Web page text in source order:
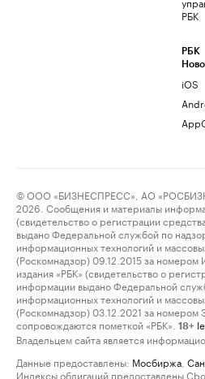
РБК
РБК
iOS
© ООО «БИЗНЕСПРЕСС», АО
2026. Сообщения и материалы
(свидетельство о регистрации
выдано Федеральной службой по
информационных технологий и
(Роскомнадзор) 09.12.2015 за
издания «РБК» (свидетельство о
информации выдано Федеральной
информационных технологий и
(Роскомнадзор) 03.12.2021 за
сопровождаются пометкой «РБК».
18+
Владельцем сайта является
Данные предоставлены: Мосбиржа
Индексы облигаций предоставлены